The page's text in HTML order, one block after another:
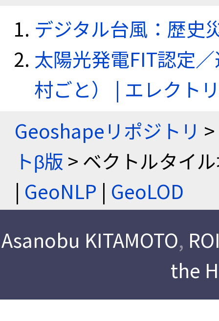
デジタル台風：歴史
太陽光発電FIT認定
村ごと） | エレクト
Geoshapeリポジトリ >
トβ版 > ベクトルタイ
| GeoNLP | GeoLOD
Asanobu KITAMOTO,
the